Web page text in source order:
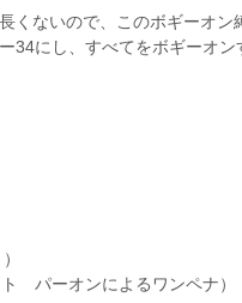
くないので、このボギーオ
34にし、すべてをボギーオ
パーオンによるワンペナ）